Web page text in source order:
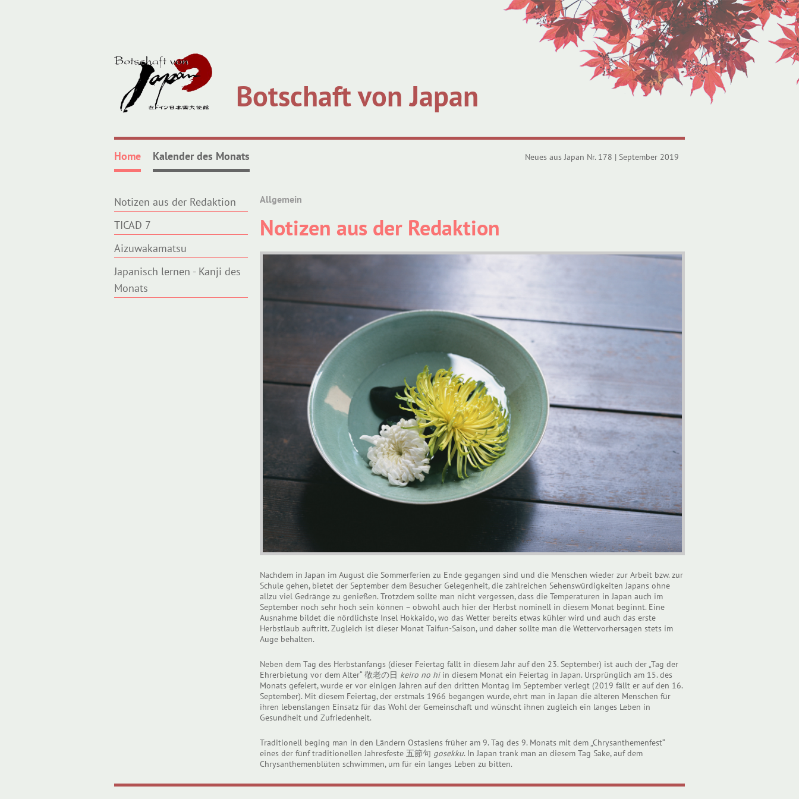
Botschaft von Japan
Home Kalender des Monats Neues aus Japan Nr. 178 | September 2019
Notizen aus der Redaktion
TICAD 7
Aizuwakamatsu
Japanisch lernen - Kanji des
Monats
Allgemein
Notizen aus der Redaktion
Nachdem in Japan im August die Sommerferien zu Ende gegangen sind und die Menschen wieder zur Arbeit bzw. zur
Schule gehen, bietet der September dem Besucher Gelegenheit, die zahlreichen Sehenswürdigkeiten Japans ohne
allzu viel Gedränge zu genießen. Trotzdem sollte man nicht vergessen, dass die Temperaturen in Japan auch im
September noch sehr hoch sein können – obwohl auch hier der Herbst nominell in diesem Monat beginnt. Eine
Ausnahme bildet die nördlichste Insel Hokkaido, wo das Wetter bereits etwas kühler wird und auch das erste
Herbstlaub auftritt. Zugleich ist dieser Monat Taifun-Saison, und daher sollte man die Wettervorhersagen stets im
Auge behalten.
Neben dem Tag des Herbstanfangs (dieser Feiertag fällt in diesem Jahr auf den 23. September) ist auch der „Tag der
Ehrerbietung vor dem Alter“ 敬老の日 keiro no hiin diesem Monat ein Feiertag in Japan. Ursprünglich am 15. des
Monats gefeiert, wurde er vor einigen Jahren auf den dritten Montag im September verlegt (2019 fällt er auf den 16.
September). Mit diesem Feiertag, der erstmals 1966 begangen wurde, ehrt man in Japan die älteren Menschen für
ihren lebenslangen Einsatz für das Wohl der Gemeinschaft und wünscht ihnen zugleich ein langes Leben in
Gesundheit und Zufriedenheit.
Traditionell beging man in den Ländern Ostasiens früher am 9. Tag des 9. Monats mit dem „Chrysanthemenfest“
eines der fünf traditionellen Jahresfeste 五節句 gosekku. In Japan trank man an diesem Tag Sake, auf dem
Chrysanthemenblüten schwimmen, um für ein langes Leben zu bitten.